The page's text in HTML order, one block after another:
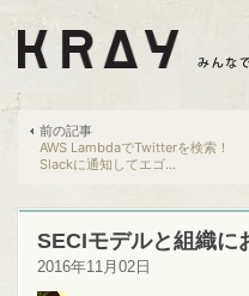
前の記事
AWS LambdaでTwitterを検索！
Slackに通知してエゴ...
SECIモデルと組織に
2016年11月02日